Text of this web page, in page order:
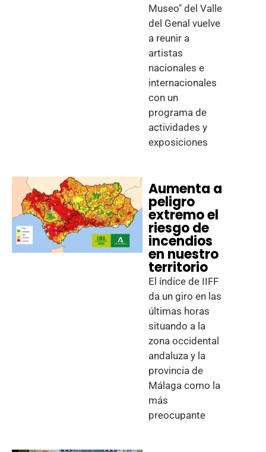
Museo" del Valle
del Genal vuelve
a reunir a
artistas
nacionales e
internacionales
con un
programa de
actividades y
exposiciones
Aumenta a
peligro
extremo el
riesgo de
incendios
en nuestro
territorio
El índice de IIFF
da un giro en las
últimas horas
situando a la
zona occidental
andaluza y la
provincia de
Málaga como la
más
preocupante